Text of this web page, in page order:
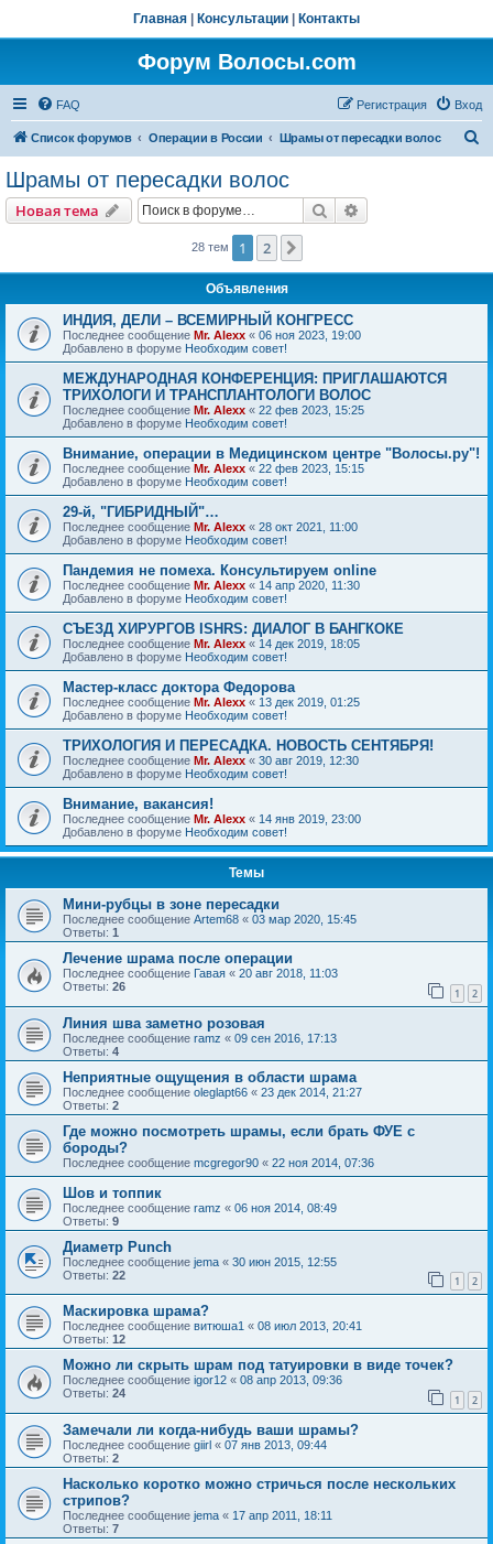
Главная Консультации Контакты
Форум Волосы.com
FAQ Вход
Регистрация
Список форумов Операции в России Шрамы от пересадки волос
Шрамы от пересадки волос
Новая тема Поиск
28 тем 1 2
Объявления
ИНДИЯ, ДЕЛИ – ВСЕМИРНЫЙ КОНГРЕСС
Последнее сообщение Mr. Alexx « 06 ноя 2023, 19:00
Добавлено в форуме Необходим совет!
МЕЖДУНАРОДНАЯ КОНФЕРЕНЦИЯ: ПРИГЛАШАЮТСЯ
ТРИХОЛОГИ И ТРАНСПЛАНТОЛОГИ ВОЛОС
Последнее сообщение Mr. Alexx « 22 фев 2023, 15:25
Добавлено в форуме Необходим совет!
Внимание, операции в Медицинском центре "Волосы.ру"!
Последнее сообщение Mr. Alexx « 22 фев 2023, 15:15
Добавлено в форуме Необходим совет!
29-й, "ГИБРИДНЫЙ"…
Последнее сообщение Mr. Alexx « 28 окт 2021, 11:00
Добавлено в форуме Необходим совет!
Пандемия не помеха. Консультируем online
Последнее сообщение Mr. Alexx « 14 апр 2020, 11:30
Добавлено в форуме Необходим совет!
СЪЕЗД ХИРУРГОВ ISHRS: ДИАЛОГ В БАНГКОКЕ
Последнее сообщение Mr. Alexx « 14 дек 2019, 18:05
Добавлено в форуме Необходим совет!
Мастер-класс доктора Федорова
Последнее сообщение Mr. Alexx « 13 дек 2019, 01:25
Добавлено в форуме Необходим совет!
ТРИХОЛОГИЯ И ПЕРЕСАДКА. НОВОСТЬ СЕНТЯБРЯ!
Последнее сообщение Mr. Alexx « 30 авг 2019, 12:30
Добавлено в форуме Необходим совет!
Внимание, вакансия!
Последнее сообщение Mr. Alexx « 14 янв 2019, 23:00
Добавлено в форуме Необходим совет!
Темы
Мини-рубцы в зоне пересадки
Последнее сообщение Artem68 « 03 мар 2020, 15:45
Ответы: 1
Лечение шрама после операции
Последнее сообщение Гавая « 20 авг 2018, 11:03
Ответы: 26 1 2
Линия шва заметно розовая
Последнее сообщение ramz « 09 сен 2016, 17:13
Ответы: 4
Неприятные ощущения в области шрама
Последнее сообщение oleglapt66 « 23 дек 2014, 21:27
Ответы: 2
Где можно посмотреть шрамы, если брать ФУЕ с
бороды?
Последнее сообщение mcgregor90 « 22 ноя 2014, 07:36
Шов и топпик
Последнее сообщение ramz « 06 ноя 2014, 08:49
Ответы: 9
Диаметр Punch
Последнее сообщение jema « 30 июн 2015, 12:55
Ответы: 22 1 2
Маскировка шрама?
Последнее сообщение витюша1 « 08 июл 2013, 20:41
Ответы: 12
Можно ли скрыть шрам под татуировки в виде точек?
Последнее сообщение igor12 « 08 апр 2013, 09:36
Ответы: 24 1 2
Замечали ли когда-нибудь ваши шрамы?
Последнее сообщение giirl « 07 янв 2013, 09:44
Ответы: 2
Насколько коротко можно стричься после нескольких
стрипов?
Последнее сообщение jema « 17 апр 2011, 18:11
Ответы: 7